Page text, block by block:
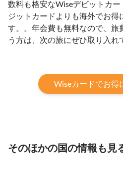
数料も格安なWiseデビットカ
ジットカードよりも海外でお得
す。。年会費も無料なので、旅
う方は、次の旅にぜひ取り入れ
Wiseカードでお得
そのほかの国の情報も見